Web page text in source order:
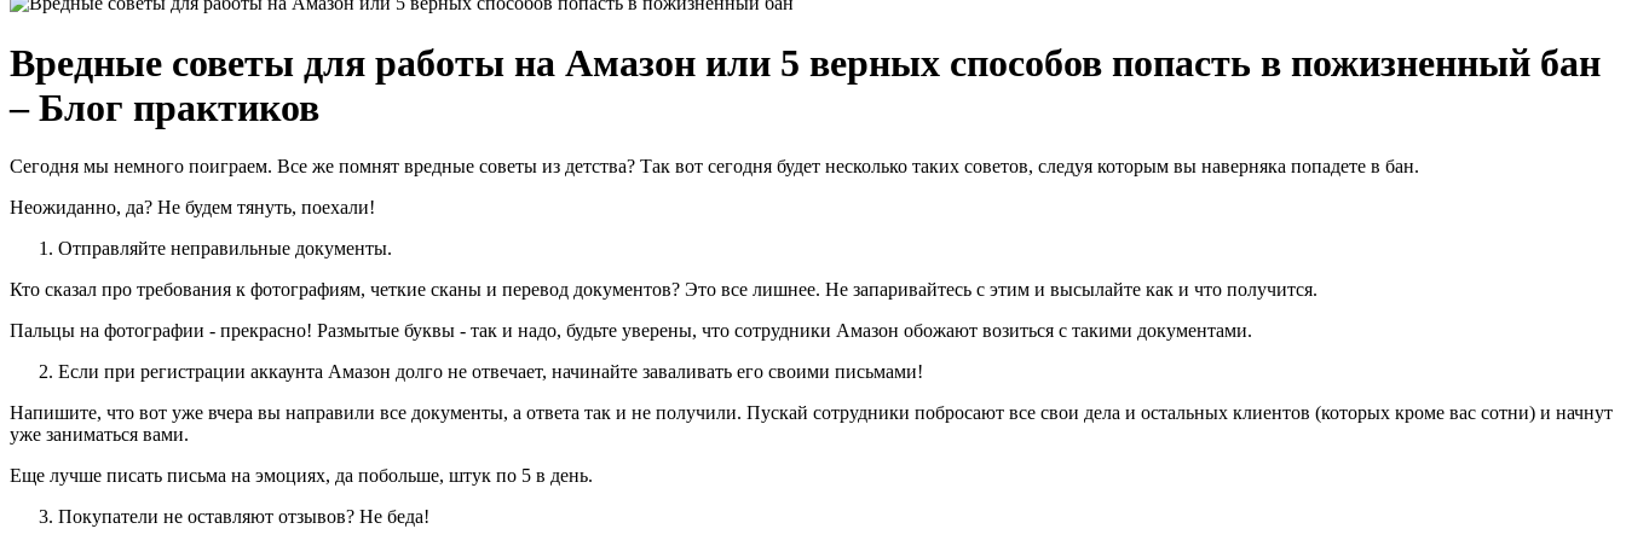
Вредные советы для работы на Амазон или 5 верных способов попасть в пожизненный бан
– Блог практиков
Сегодня мы немного поиграем. Все же помнят вредные советы из детства? Так вот сегодня будет несколько таких советов, следуя которым вы наверняка попадете в бан.
Неожиданно, да? Не будем тянуть, поехали!
Отправляйте неправильные документы.
Кто сказал про требования к фотографиям, четкие сканы и перевод документов? Это все лишнее. Не запаривайтесь с этим и высылайте как и что получится.
Пальцы на фотографии - прекрасно! Размытые буквы - так и надо, будьте уверены, что сотрудники Амазон обожают возиться с такими документами.
Если при регистрации аккаунта Амазон долго не отвечает, начинайте заваливать его своими письмами!
Напишите, что вот уже вчера вы направили все документы, а ответа так и не получили. Пускай сотрудники побросают все свои дела и остальных клиентов (которых кроме вас сотни) и начнут
уже заниматься вами.
Еще лучше писать письма на эмоциях, да побольше, штук по 5 в день.
Покупатели не оставляют отзывов? Не беда!